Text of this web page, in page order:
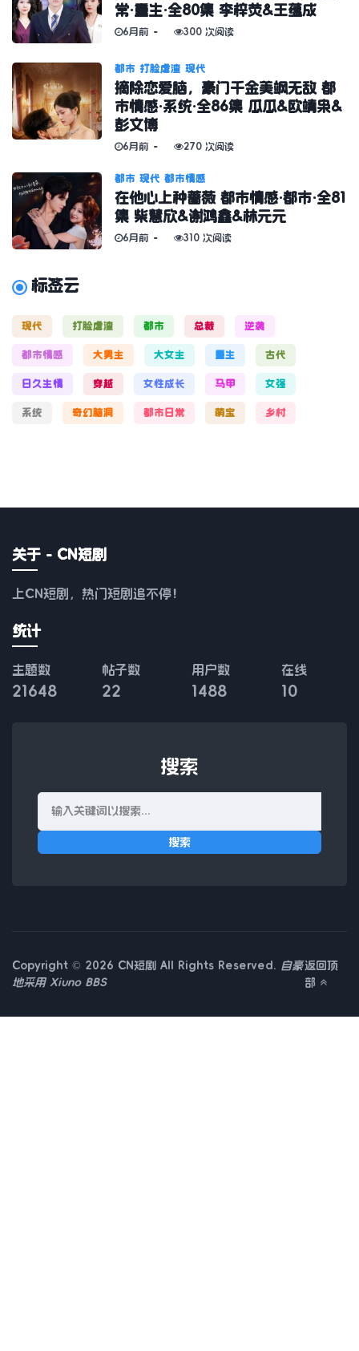
常·重生·全80集 李梓荧&王蕴成
6月前 300 次阅读
都市 打脸虐渣 现代
摘除恋爱脑，豪门千金美飒无敌 都
市情感·系统·全86集 瓜瓜&欧靖枭&
彭文博
6月前 270 次阅读
都市 现代 都市情感
在他心上种蔷薇 都市情感·都市·全81
集 柴慧欣&谢鸿鑫&林元元
6月前 310 次阅读
标签云
现代 打脸虐渣 都市 总裁 逆袭
都市情感 大男主 大女主 重生 古代
日久生情 穿越 女性成长 马甲 女强
系统 奇幻脑洞 都市日常 萌宝 乡村
关于 - CN短剧
上CN短剧，热门短剧追不停！
统计
主题数
21648
帖子数
22
用户数
1488
在线
10
搜索
搜索
Copyright © 2026 CN短剧 All Rights Reserved. 自豪
地采用 Xiuno BBS
返回顶
部